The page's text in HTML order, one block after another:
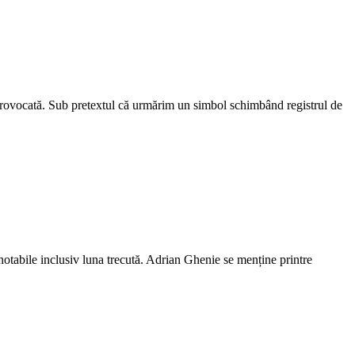
Sub pretextul că urmărim un simbol schimbând registrul de
inclusiv luna trecută. Adrian Ghenie se menține printre